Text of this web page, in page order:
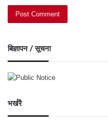
बिज्ञापन / सूचना
भर्खरै